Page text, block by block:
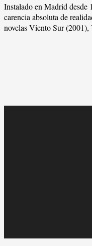
Instalado en Madrid desde
carencia absoluta de
novelas Viento Sur